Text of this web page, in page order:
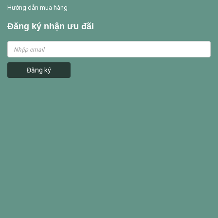
Hướng dẫn mua hàng
Đăng ký nhận ưu đãi
Đăng ký